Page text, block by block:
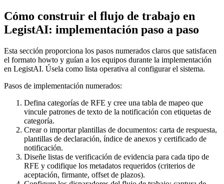
Cómo construir el flujo de trabajo en
LegistAI: implementación paso a paso
Esta sección proporciona los pasos numerados claros que satisfacen
el formato howto y guían a los equipos durante la implementación
en LegistAI. Úsela como lista operativa al configurar el sistema.
Pasos de implementación numerados:
Defina categorías de RFE y cree una tabla de mapeo que
vincule patrones de texto de la notificación con etiquetas de
categoría.
Crear o importar plantillas de documentos: carta de respuesta,
plantillas de declaración, índice de anexos y certificado de
notificación.
Diseñe listas de verificación de evidencia para cada tipo de
RFE y codifique los metadatos requeridos (criterios de
aceptación, firmante, offset de plazos).